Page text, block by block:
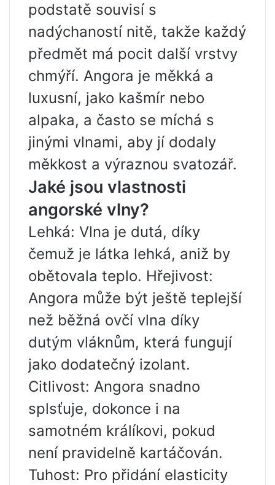
podstatě souvisí s
nadýchaností nitě, takže každý
předmět má pocit další vrstvy
chmýří. Angora je měkká a
luxusní, jako kašmír nebo
alpaka, a často se míchá s
jinými vlnami, aby jí dodaly
měkkost a výraznou svatozář.
Jaké jsou vlastnosti
angorské vlny?
Lehká: Vlna je dutá, díky
čemuž je látka lehká, aniž by
obětovala teplo. Hřejivost:
Angora může být ještě teplejší
než běžná ovčí vlna díky
dutým vláknům, která fungují
jako dodatečný izolant.
Citlivost: Angora snadno
splsťuje, dokonce i na
samotném králíkovi, pokud
není pravidelně kartáčován.
Tuhost: Pro přidání elasticity